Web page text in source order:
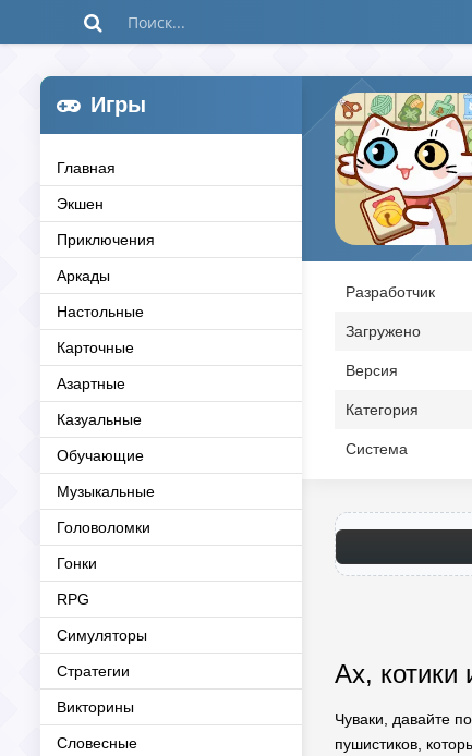
Игры
Главная
Экшен
Приключения
Аркады
Настольные
Карточные
Азартные
Казуальные
Обучающие
Музыкальные
Головоломки
Гонки
RPG
Симуляторы
Стратегии
Викторины
Словесные
Разработчик
Загружено
Версия
Категория
Система
Ах, котики
Чуваки, давайте
пушистиков,